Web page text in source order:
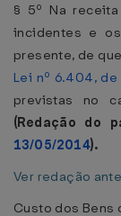
§ 5º Na
incidentes e
presente, de
Lei nº 6.404,
previstas no
(Redação do
13/05/2014).
Ver redação
Custo dos Bens